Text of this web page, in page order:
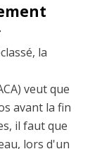
la
veut que
avant la fin
il faut que
lors d'un